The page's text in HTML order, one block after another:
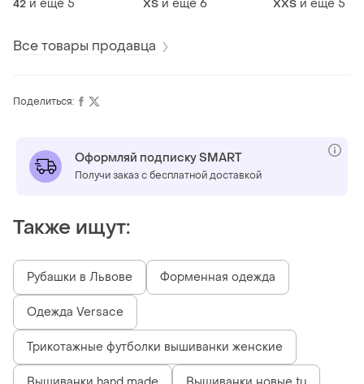
42 и еще 5 ХS и еще 6 XХS и еще 5
Все товары продавца
Поделиться:
Оформляй подписку SMART
Получи заказ с бесплатной доставкой
Также ищут:
Рубашки в Львове Форменная одежда
Одежда Versace
Трикотажные футболки вышиванки женские